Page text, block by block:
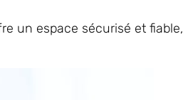
un espace sécurisé et